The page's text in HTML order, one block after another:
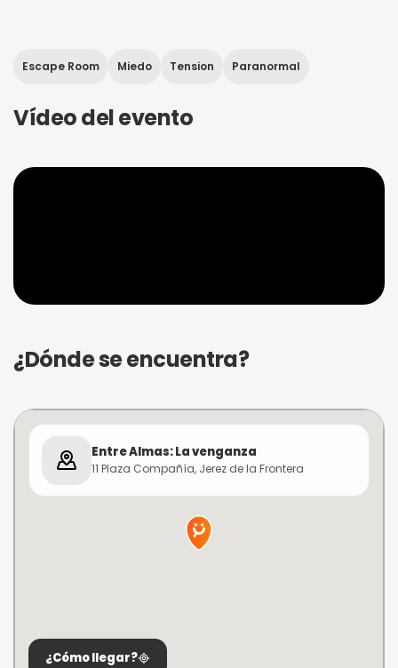
Escape Room Miedo Tension Paranormal
Vídeo del evento
¿Dónde se encuentra?
Entre Almas: La venganza
11 Plaza Compañía, Jerez de la Frontera
¿Cómo llegar?